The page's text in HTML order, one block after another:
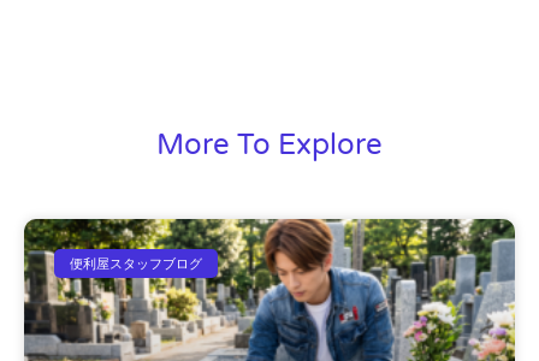
More To Explore
便利屋スタッフブログ